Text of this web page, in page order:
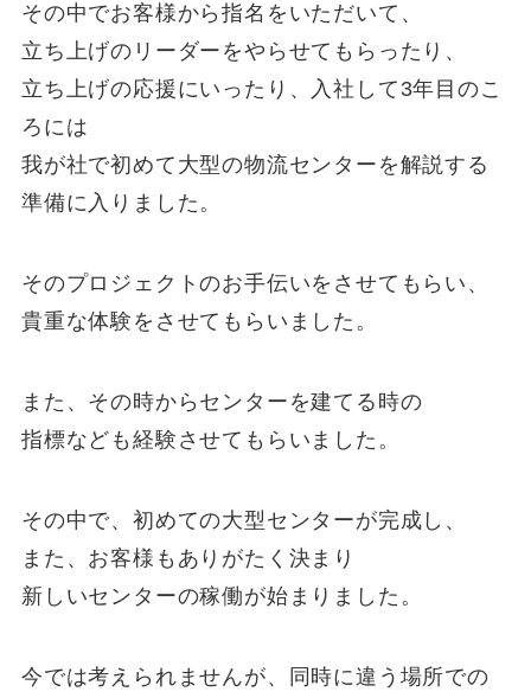
その中でお客様から指名をいただいて、
立ち上げのリーダーをやらせてもらったり、
立ち上げの応援にいったり、入社して3年目のこ
ろには
我が社で初めて大型の物流センターを解説する
準備に入りました。
そのプロジェクトのお手伝いをさせてもらい、
貴重な体験をさせてもらいました。
また、その時からセンターを建てる時の
指標なども経験させてもらいました。
その中で、初めての大型センターが完成し、
また、お客様もありがたく決まり
新しいセンターの稼働が始まりました。
今では考えられませんが、同時に違う場所での